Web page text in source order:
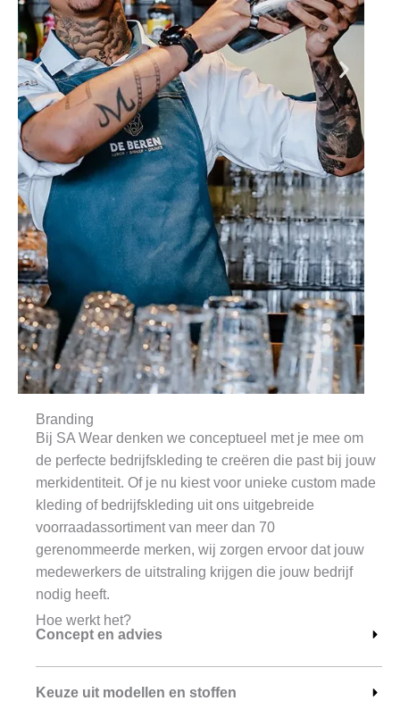
Branding
Bij SA Wear denken we conceptueel met je mee om
de perfecte bedrijfskleding te creëren die past bij jouw
merkidentiteit. Of je nu kiest voor unieke custom made
kleding of bedrijfskleding uit ons uitgebreide
voorraadassortiment van meer dan 70
gerenommeerde merken, wij zorgen ervoor dat jouw
medewerkers de uitstraling krijgen die jouw bedrijf
nodig heeft.
Hoe werkt het?
Concept en advies
Keuze uit modellen en stoffen